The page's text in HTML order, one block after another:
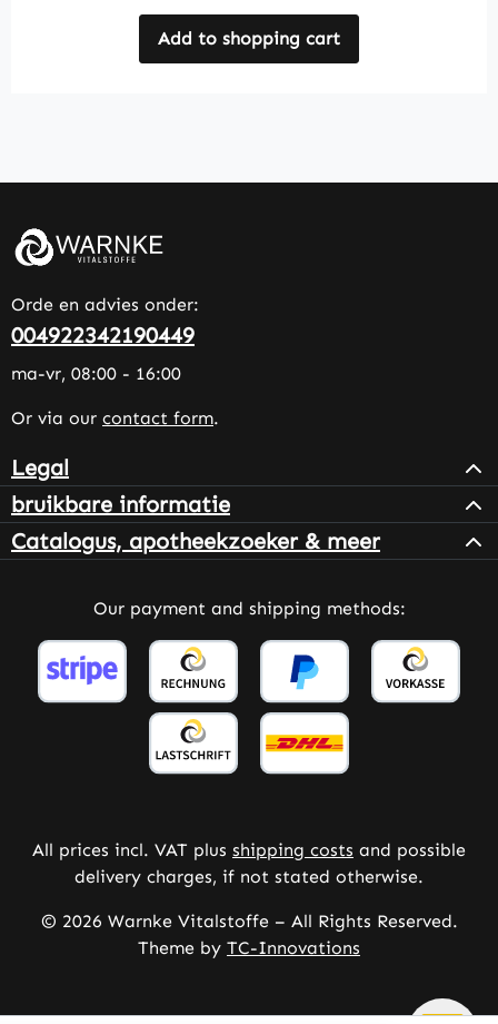
Add to shopping cart
Orde en advies onder:
004922342190449
ma-vr, 08:00 - 16:00
Or via our contact form.
Legal
bruikbare informatie
Catalogus, apotheekzoeker & meer
Our payment and shipping methods:
All prices incl. VAT plus shipping costs and possible
delivery charges, if not stated otherwise.
© 2026 Warnke Vitalstoffe – All Rights Reserved.
Theme by TC-Innovations